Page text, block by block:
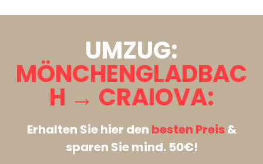
UMZUG:
MÖNCHENGLADBAC
H → CRAIOVA:
Erhalten Sie hier den besten Preis&
sparen Sie mind. 50€!